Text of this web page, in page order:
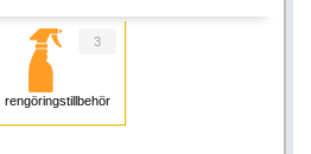
rengöringstillbehör
3